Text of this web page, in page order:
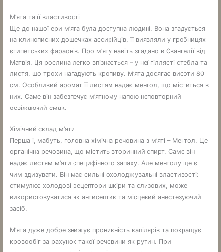
М’ята та її властивості
Ще до нашої ери м’ята була доступна людині. Вона згадується
на клинописних дощечках ассирійців, її виявляли у гробницях
єгипетських фараонів. Про м’яту навіть згадано в Євангелії від
Матвія. Ця рослина легко впізнається – у неї гіллясті стебла та
листя, що трохи нагадують кропиву. М’ята досягає висоти 80
см. Особливий аромат її листям надає ментол, що міститься в
них. Саме він забезпечує м’ятному напою неповторний
освіжаючий смак.
Хімічний склад м’яти
Перша і, мабуть, головна хімічна речовина в м’яті – Ментол. Це
органічна речовина, що містить вторинний спирт. Саме він
надає листям м’яти специфічного запаху. Але ментолу ще є
чим здивувати. Він має сильні охолоджувальні властивості:
стимулює холодові рецептори шкіри та слизових, може
використовуватися як антисептик та місцевий анестезуючий
засіб.
М’ята дуже добре знижує проникність капілярів та покращує
кровообіг за рахунок такої речовини як рутин. При